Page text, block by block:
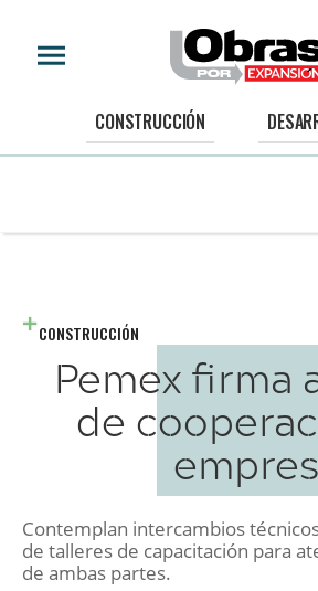
CONSTRUCCIÓN
CONSTRUCCIÓN
Pemex firma
de
Contemplan intercambios
de talleres de capacitación para
de ambas partes.